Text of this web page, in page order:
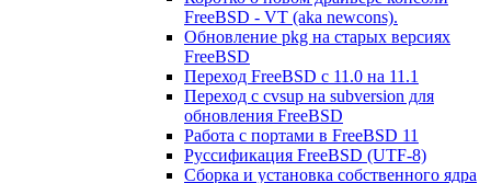
FreeBSD - VT (aka newcons).
Обновление pkg на старых версиях
FreeBSD
Переход FreeBSD c 11.0 на 11.1
Переход с cvsup на subversion для
обновления FreeBSD
Работа с портами в FreeBSD 11
Руссификация FreeBSD (UTF-8)
Сборка и установка собственного ядра